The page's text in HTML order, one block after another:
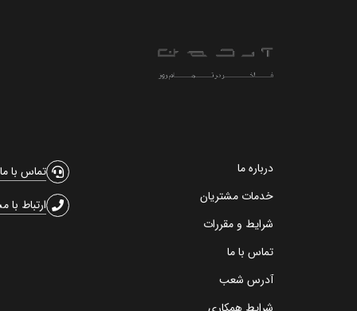
درباره ما
خدمات مشتریان
شرایط و مقررات
تماس با ما
آدرس شعب
تماس با ما
ارتباط با